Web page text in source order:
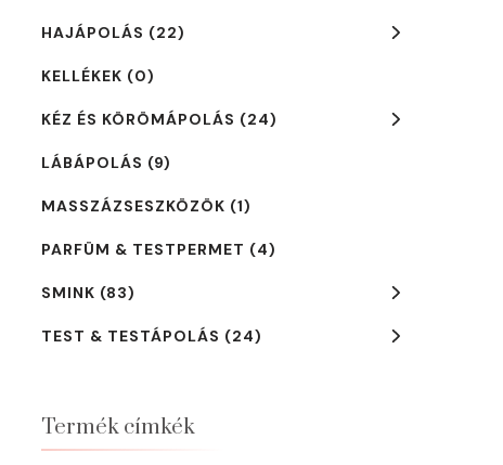
HAJÁPOLÁS (22)
KELLÉKEK (0)
KÉZ ÉS KÖRÖMÁPOLÁS (24)
LÁBÁPOLÁS (9)
MASSZÁZSESZKÖZÖK (1)
PARFÜM & TESTPERMET (4)
SMINK (83)
TEST & TESTÁPOLÁS (24)
Termék címkék